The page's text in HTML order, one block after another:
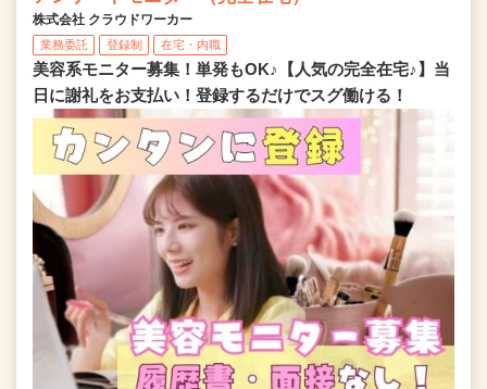
株式会社 クラウドワーカー
業務委託 登録制 在宅・内職
美容系モニター募集！単発もOK♪【人気の完全在宅♪】当
日に謝礼をお支払い！登録するだけでスグ働ける！